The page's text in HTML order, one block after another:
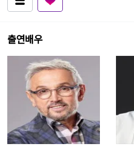
출연배우